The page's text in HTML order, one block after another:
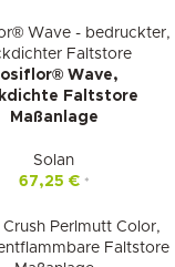
Wave,
Faltstore
Maßanlage
Solan
67,25 € *